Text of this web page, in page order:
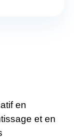
en
et en